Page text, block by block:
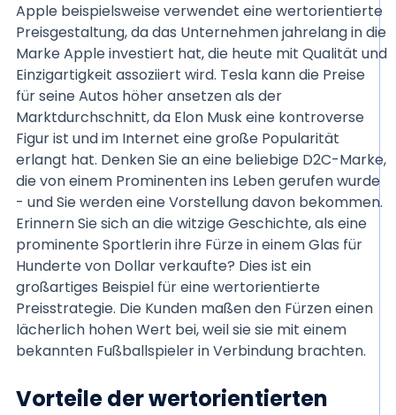
Apple beispielsweise verwendet eine wertorientierte
Preisgestaltung, da das Unternehmen jahrelang in die
Marke Apple investiert hat, die heute mit Qualität und
Einzigartigkeit assoziiert wird. Tesla kann die Preise
für seine Autos höher ansetzen als der
Marktdurchschnitt, da Elon Musk eine kontroverse
Figur ist und im Internet eine große Popularität
erlangt hat. Denken Sie an eine beliebige D2C-Marke,
die von einem Prominenten ins Leben gerufen wurde
- und Sie werden eine Vorstellung davon bekommen.
Erinnern Sie sich an die witzige Geschichte, als eine
prominente Sportlerin ihre Fürze in einem Glas für
Hunderte von Dollar verkaufte? Dies ist ein
großartiges Beispiel für eine wertorientierte
Preisstrategie. Die Kunden maßen den Fürzen einen
lächerlich hohen Wert bei, weil sie sie mit einem
bekannten Fußballspieler in Verbindung brachten.
Vorteile der wertorientierten